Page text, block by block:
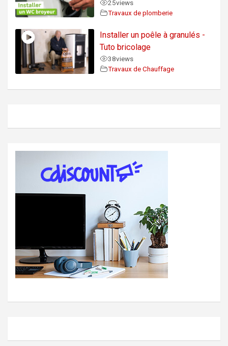
25views
Travaux de plomberie
Installer un poêle à granulés -
Tuto bricolage
38views
Travaux de Chauffage